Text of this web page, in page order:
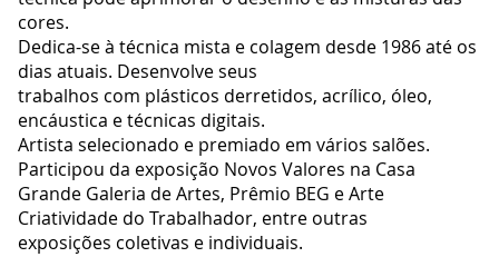
cores.
Dedica-se à técnica mista e colagem desde 1986 até os
dias atuais. Desenvolve seus
trabalhos com plásticos derretidos, acrílico, óleo,
encáustica e técnicas digitais.
Artista selecionado e premiado em vários salões.
Participou da exposição Novos Valores na Casa
Grande Galeria de Artes, Prêmio BEG e Arte
Criatividade do Trabalhador, entre outras
exposições coletivas e individuais.